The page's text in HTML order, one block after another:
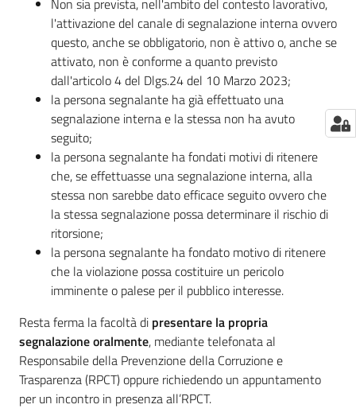
Non sia prevista, nell'ambito del contesto lavorativo,
l'attivazione del canale di segnalazione interna ovvero
questo, anche se obbligatorio, non è attivo o, anche se
attivato, non è conforme a quanto previsto
dall'articolo 4 del Dlgs.24 del 10 Marzo 2023;
la persona segnalante ha già effettuato una
segnalazione interna e la stessa non ha avuto
seguito;
la persona segnalante ha fondati motivi di ritenere
che, se effettuasse una segnalazione interna, alla
stessa non sarebbe dato efficace seguito ovvero che
la stessa segnalazione possa determinare il rischio di
ritorsione;
la persona segnalante ha fondato motivo di ritenere
che la violazione possa costituire un pericolo
imminente o palese per il pubblico interesse.
Resta ferma la facoltà di presentare la propria
segnalazione oralmente, mediante telefonata al
Responsabile della Prevenzione della Corruzione e
Trasparenza (RPCT) oppure richiedendo un appuntamento
per un incontro in presenza all’RPCT.